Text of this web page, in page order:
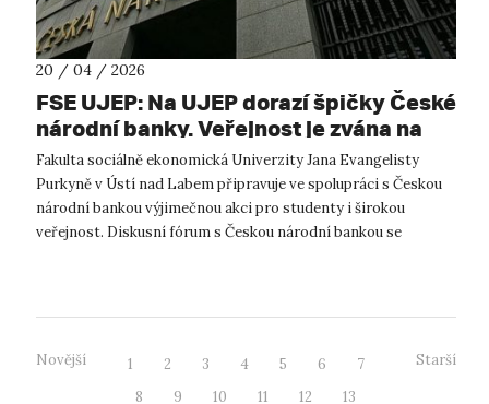
20 / 04 / 2026
FSE UJEP: Na UJEP dorazí špičky České
národní banky. Veřejnost je zvána na
diskusní fórum
Fakulta sociálně ekonomická Univerzity Jana Evangelisty
Purkyně v Ústí nad Labem připravuje ve spolupráci s Českou
národní bankou výjimečnou akci pro studenty i širokou
veřejnost. Diskusní fórum s Českou národní bankou se
Novější 1 2 3 4 5 6
7
8
9 10 11 12 13
Starší